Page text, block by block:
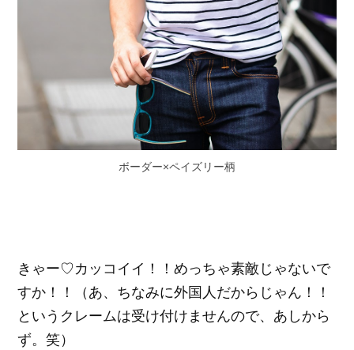
ボーダー×ペイズリー柄
きゃー♡カッコイイ！！めっちゃ素敵じゃないで
すか！！（あ、ちなみに外国人だからじゃん！！
というクレームは受け付けませんので、あしから
ず。笑）